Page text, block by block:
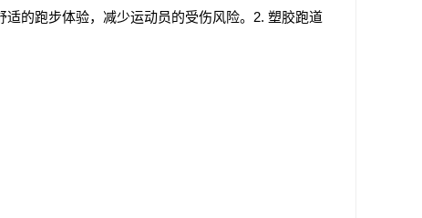
的跑步体验，减少运动员的受伤风险。2. 塑胶跑道